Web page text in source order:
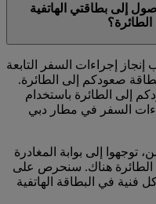
إلى بطاقتي الهاتفية
إجراءات السفر التابعة
صعودكم إلى الطائرة.
إلى الطائرة باستخدام
السفر في مطار دبي
توجهوا إلى بوابة المغادرة
الطائرة هناك. سنحرص على
فنية في البطاقة الهاتفية